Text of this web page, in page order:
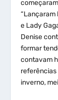
“Lançaram
e Lady
Denise
formar
contavam
referências
inverno,